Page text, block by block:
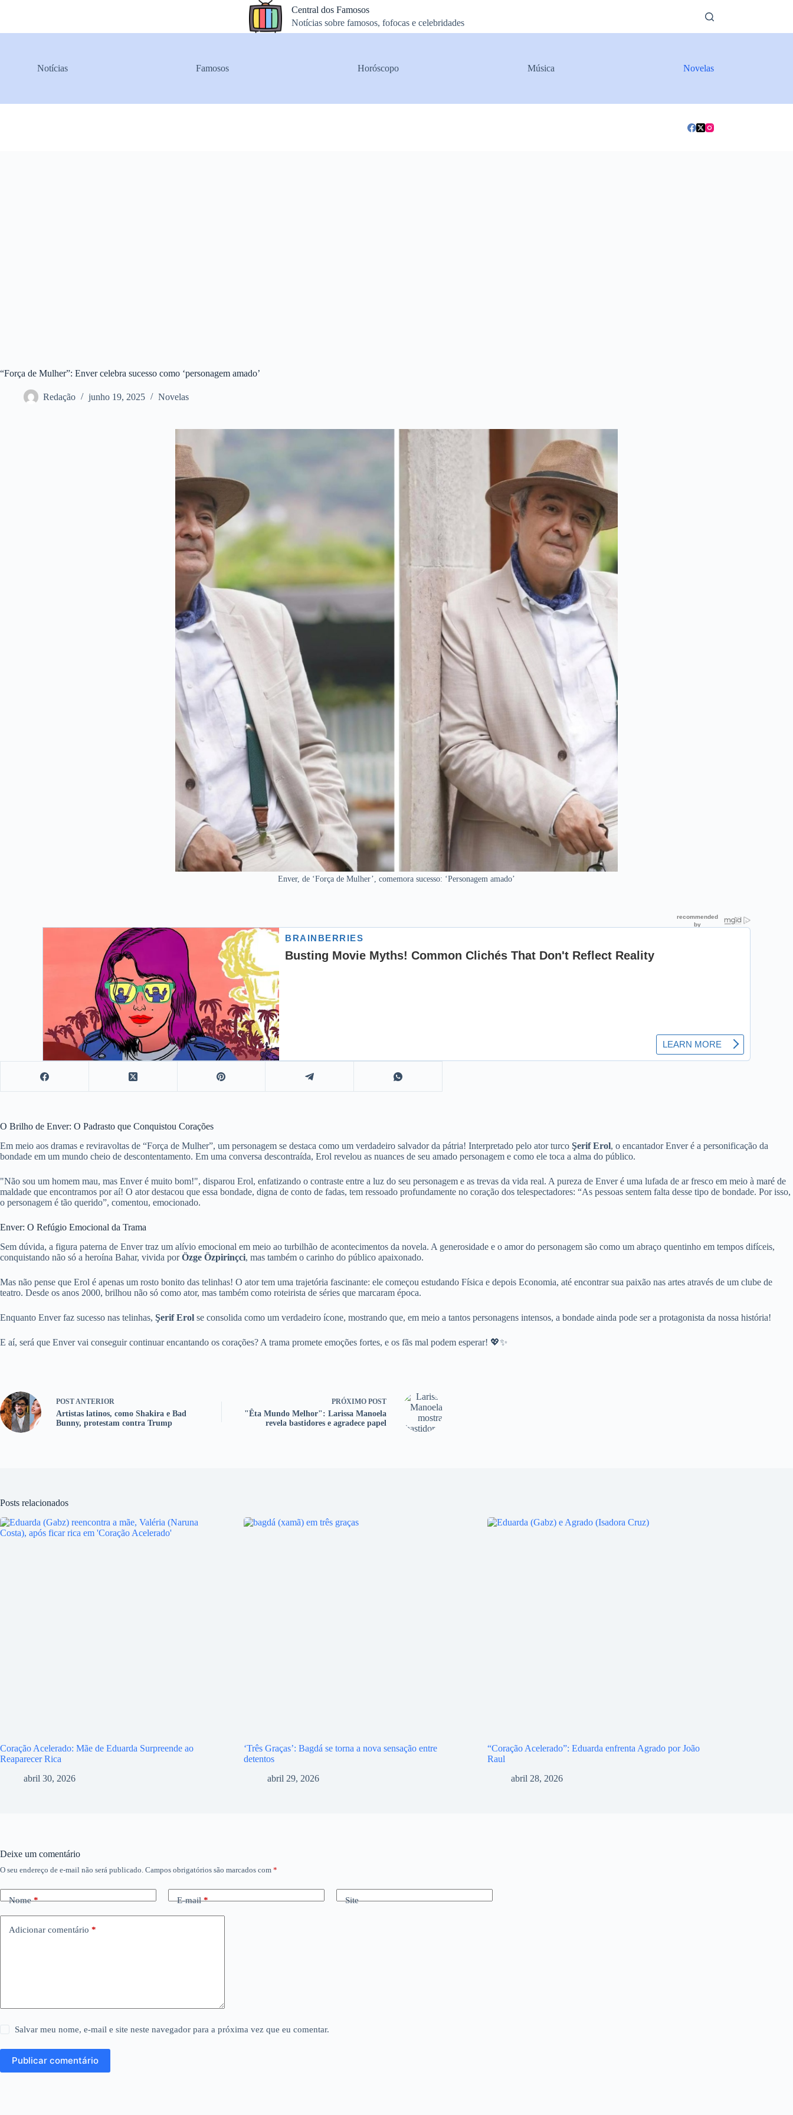
conteúdo
Central dos Famosos
Notícias sobre famosos, fofocas e celebridades
Notícias Famosos Horóscopo Música Novelas
“Força de Mulher”: Enver celebra sucesso como ‘personagem amado’
Redação junho 19, 2025 Novelas
Enver, de ‘Força de Mulher’, comemora sucesso: ‘Personagem amado’
O Brilho de Enver: O Padrasto que Conquistou Corações
Em meio aos dramas e reviravoltas de “Força de Mulher”, um personagem se destaca como um verdadeiro salvador da pátria! Interpretado pelo ator turco Şerif Erol, o encantador Enver é a personificação da
bondade em um mundo cheio de descontentamento. Em uma conversa descontraída, Erol revelou as nuances de seu amado personagem e como ele toca a alma do público.
"Não sou um homem mau, mas Enver é muito bom!", disparou Erol, enfatizando o contraste entre a luz do seu personagem e as trevas da vida real. A pureza de Enver é uma lufada de ar fresco em meio à maré de
maldade que encontramos por aí! O ator destacou que essa bondade, digna de conto de fadas, tem ressoado profundamente no coração dos telespectadores: “As pessoas sentem falta desse tipo de bondade. Por isso,
o personagem é tão querido”, comentou, emocionado.
Enver: O Refúgio Emocional da Trama
Sem dúvida, a figura paterna de Enver traz um alívio emocional em meio ao turbilhão de acontecimentos da novela. A generosidade e o amor do personagem são como um abraço quentinho em tempos difíceis,
conquistando não só a heroína Bahar, vivida porÖzge Özpirinçci, mas também o carinho do público apaixonado.
Mas não pense que Erol é apenas um rosto bonito das telinhas! O ator tem uma trajetória fascinante: ele começou estudando Física e depois Economia, até encontrar sua paixão nas artes através de um clube de
teatro. Desde os anos 2000, brilhou não só como ator, mas também como roteirista de séries que marcaram época.
Enquanto Enver faz sucesso nas telinhas, Şerif Erol se consolida como um verdadeiro ícone, mostrando que, em meio a tantos personagens intensos, a bondade ainda pode ser a protagonista da nossa história!
E aí, será que Enver vai conseguir continuar encantando os corações? A trama promete emoções fortes, e os fãs mal podem esperar! 💖✨
POSTANTERIOR
Artistas latinos, como Shakira e Bad
Bunny, protestam contra Trump
PRÓXIMO POST
"Êta Mundo Melhor": Larissa Manoela
revela bastidores e agradece papel
Posts relacionados
Coração Acelerado: Mãe de Eduarda Surpreende ao
Reaparecer Rica
abril 30, 2026
‘Três Graças’: Bagdá se torna a nova sensação entre
detentos
abril 29, 2026
“Coração Acelerado”: Eduarda enfrenta Agrado por João
Raul
abril 28, 2026
Deixe um comentário
O seu endereço de e-mail não será publicado. Campos obrigatórios são marcados com *
Nome* E-mail* Site
Adicionar comentário *
Salvar meu nome, e-mail e site neste navegador para a próxima vez que eu comentar.
Publicar comentário